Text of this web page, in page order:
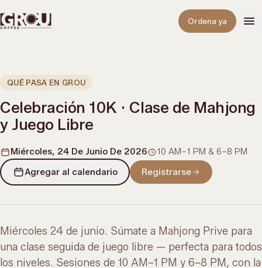
Ordena ya
QUÉ PASA EN GROU
Celebración 10K · Clase de Mahjong
y Juego Libre
Miércoles, 24 De Junio De 2026
10 AM–1 PM & 6–8 PM
Agregar al calendario
Registrarse
Miércoles 24 de junio. Súmate a Mahjong Prive para
una clase seguida de juego libre — perfecta para todos
los niveles. Sesiones de 10 AM–1 PM y 6–8 PM, con la